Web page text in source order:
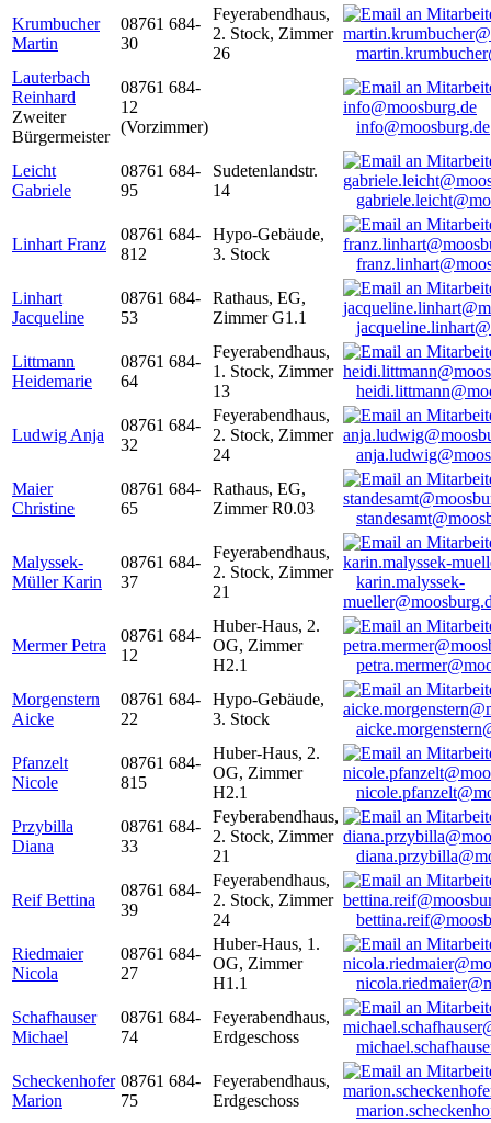
Krumbucher
Martin
08761 684-
30
Feyerabendhaus,
2. Stock, Zimmer
26
Lauterbach
Reinhard
Zweiter
Bürgermeister
08761 684-
12
(Vorzimmer)
info@moosburg.de
Leicht
Gabriele
08761 684-
95
Sudetenlandstr.
14
Linhart Franz
08761 684-
812
Hypo-Gebäude,
3. Stock
Linhart
Jacqueline
08761 684-
53
Rathaus, EG,
Zimmer G1.1
Littmann
Heidemarie
08761 684-
64
Feyerabendhaus,
1. Stock, Zimmer
13
Ludwig Anja
08761 684-
32
Feyerabendhaus,
2. Stock, Zimmer
24
Maier
Christine
08761 684-
65
Rathaus, EG,
Zimmer R0.03
Malyssek-
Müller Karin
08761 684-
37
Feyerabendhaus,
2. Stock, Zimmer
21
karin.malyssek-
Mermer Petra
08761 684-
12
Huber-Haus, 2.
OG, Zimmer
H2.1
Morgenstern
Aicke
08761 684-
22
Hypo-Gebäude,
3. Stock
Pfanzelt
Nicole
08761 684-
815
Huber-Haus, 2.
OG, Zimmer
H2.1
Przybilla
Diana
08761 684-
33
Feyberabendhaus,
2. Stock, Zimmer
21
Reif Bettina
08761 684-
39
Feyerabendhaus,
2. Stock, Zimmer
24
Riedmaier
Nicola
08761 684-
27
Huber-Haus, 1.
OG, Zimmer
H1.1
Schafhauser
Michael
08761 684-
74
Feyerabendhaus,
Erdgeschoss
Scheckenhofer
Marion
08761 684-
75
Feyerabendhaus,
Erdgeschoss